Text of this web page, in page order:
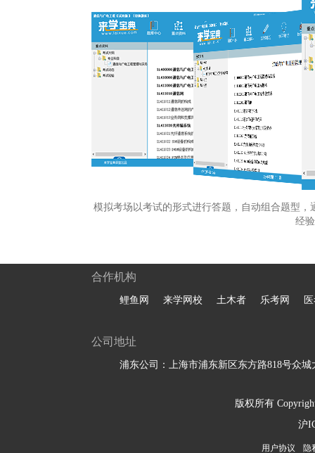
模拟考场以考试的形式进行答题，自动组合题型
经
合作机构
鲤鱼网 来学网校 土木者 乐考网
公司地址
浦东公司：上海市浦东新区东方路818号众城
版权所有
沪
用户协议 隐